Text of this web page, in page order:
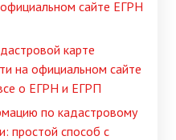
сайте ЕГРН
карте
на официальном сайте
о ЕГРН и ЕГРП
по кадастровому
простой способ с